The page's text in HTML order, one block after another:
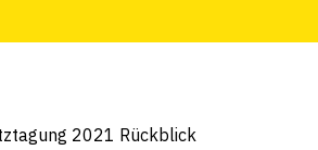
2021 Rückblick